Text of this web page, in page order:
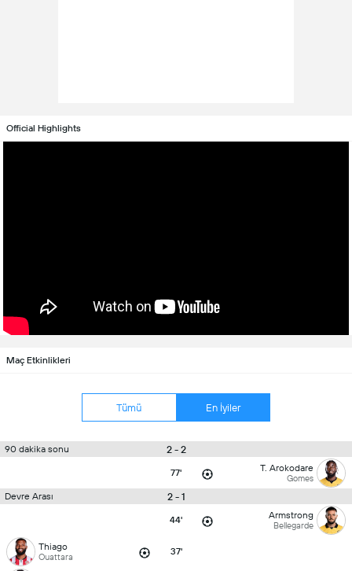
Official Highlights
Maç Etkinlikleri
Tümü En İyiler
90 dakika sonu 2 - 2
77' T. Arokodare
Gomes
Devre Arası 2 - 1
44' Armstrong
Bellegarde
Thiago
Ouattara 37'